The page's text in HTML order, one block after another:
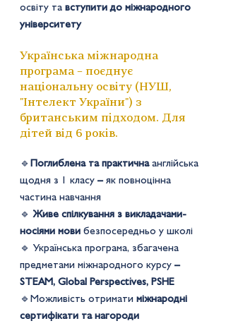
освіту та вступити до міжнародного
університету
Українська міжнародна
програма – поєднує
національну освіту (НУШ,
"Інтелект України") з
британським підходом. Для
дітей від 6 років.
🔹Поглиблена та практичнаанглійська
щодня з 1 класу –як повноцінна
частина навчання
🔹Живе спілкування з викладачами-
носіями мови безпосередньо у школі
🔹 Українська програма, збагачена
предметами міжнародного курсу –
STEAM, Global Perspectives, PSHE
🔹Можливість отримати міжнародні
сертифікати та нагороди